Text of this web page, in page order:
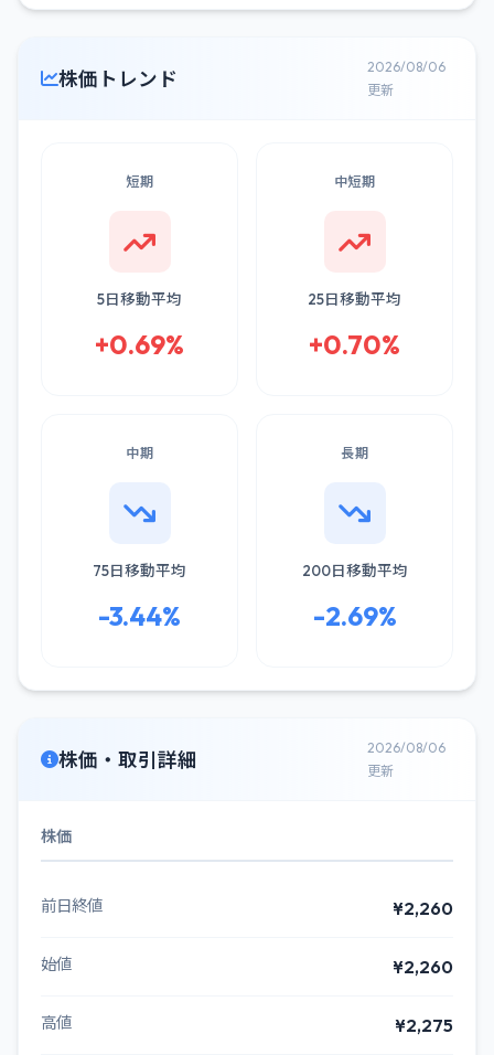
株価トレンド
2026/08/06
更新
短期
5日移動平均
+0.69%
中短期
25日移動平均
+0.70%
中期
75日移動平均
-3.44%
長期
200日移動平均
-2.69%
株価・取引詳細
2026/08/06
更新
株価
前日終値 ¥2,260
始値 ¥2,260
高値 ¥2,275